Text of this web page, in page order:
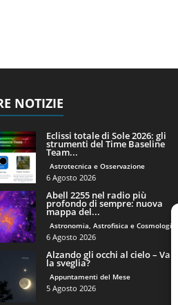
NOTIZIE
Eclissi totale di Sole 2026: gli
strumenti del Time Baseline
Team...
Astrotecnica e Osservazione
6 Agosto 2026
Abell 2255 nel radio più
profondo di sempre: nuova
mappa del...
Astronomia, Astrofisica e Cosmologia
6 Agosto 2026
Alzando gli occhi al cielo – Vale
la sveglia?
Appuntamenti del Mese
5 Agosto 2026